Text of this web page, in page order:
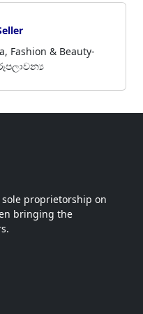
Fashion & Beauty-
proprietorship on
bringing the